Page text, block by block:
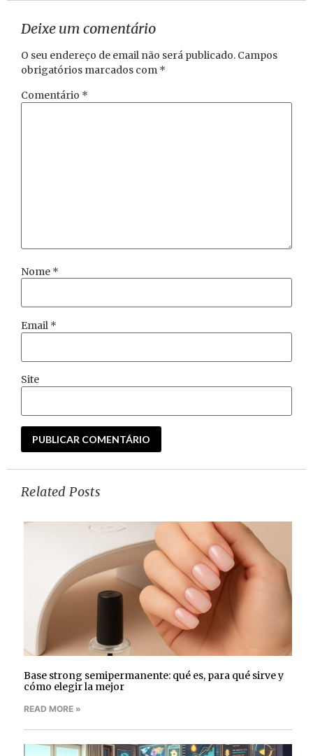
Deixe um comentário
O seu endereço de email não será publicado. Campos
obrigatórios marcados com *
Comentário *
Nome *
Email *
Site
Related Posts
Base strong semipermanente: qué es, para qué sirve y
cómo elegir la mejor
READ MORE »